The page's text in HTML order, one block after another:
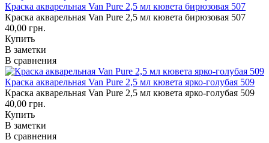
Краска акварельная Van Pure 2,5 мл кювета бирюзовая 507
Краска акварельная Van Pure 2,5 мл кювета бирюзовая 507
40,00 грн.
Купить
В заметки
В сравнения
Краска акварельная Van Pure 2,5 мл кювета ярко-голубая 509
Краска акварельная Van Pure 2,5 мл кювета ярко-голубая 509
40,00 грн.
Купить
В заметки
В сравнения